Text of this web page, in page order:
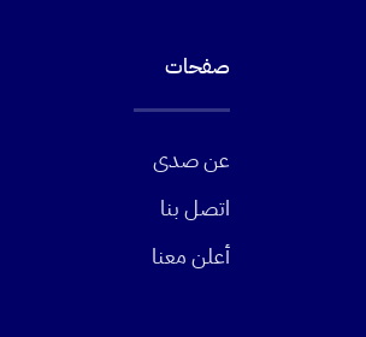
صفحات
عن صدى
اتصل بنا
أعلن معنا